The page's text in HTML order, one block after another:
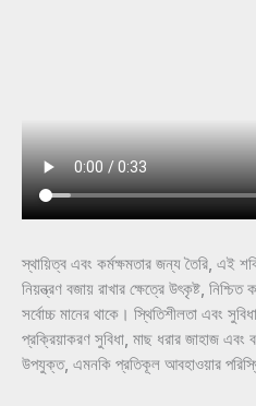
স্থায়িত্ব এবং কর্মক্ষমতার জন্য তৈরি, এই
নিয়ন্ত্রণ বজায় রাখার ক্ষেত্রে উৎকৃষ্ট,
সর্বোচ্চ মানের থাকে। স্থিতিশীলতা এবং
প্রক্রিয়াকরণ সুবিধা, মাছ ধরার জাহাজ এবং
উপযুক্ত, এমনকি প্রতিকূল আবহাওয়ার